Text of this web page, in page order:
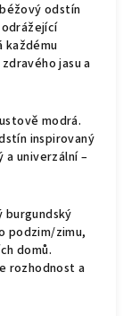
odstín
odrážející
jasu a
modrá.
inspirovaný
a univerzální –
burgundský
podzim/zimu,
domů.
rozhodnost a